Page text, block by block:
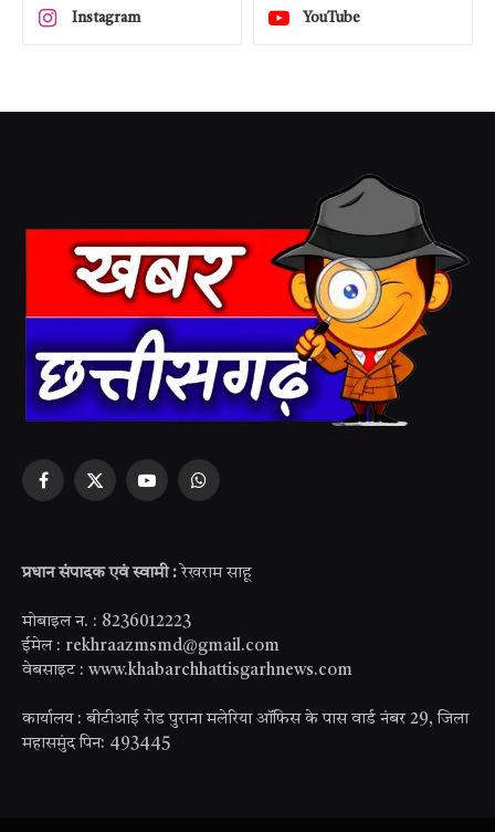
Instagram YouTube
Facebook
X
YouTubeWhatsApp
प्रधान संपादक एवं स्वामी : रेखराम साहू
मोबाइल न. : 8236012223
ईमेल : rekhraazmsmd@gmail.com
वेबसाइट : www.khabarchhattisgarhnews.com
कार्यालय : बीटीआई रोड पुराना मलेरिया ऑफिस के पास वार्ड नंबर 29, जिला
महासमुंद पिन: 493445